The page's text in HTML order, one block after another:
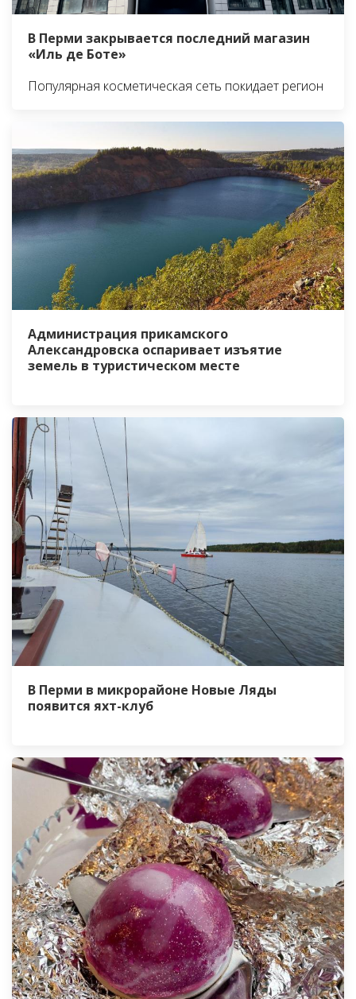
В Перми закрывается последний магазин
«Иль де Боте»
Популярная косметическая сеть покидает регион
Администрация прикамского
Александровска оспаривает изъятие
земель в туристическом месте
В Перми в микрорайоне Новые Ляды
появится яхт-клуб